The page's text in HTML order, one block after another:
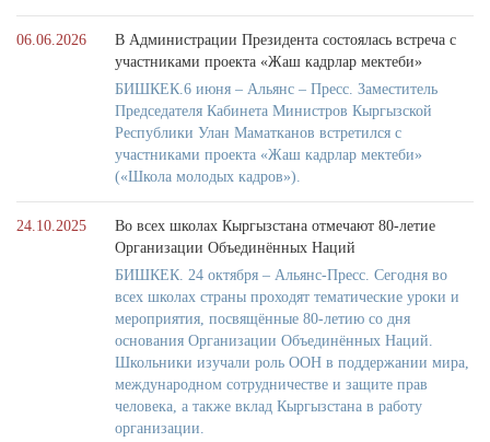
06.06.2026
В Администрации Президента состоялась встреча с
участниками проекта «Жаш кадрлар мектеби»
БИШКЕК.6 июня – Альянс – Пресс. Заместитель
Председателя Кабинета Министров Кыргызской
Республики Улан Маматканов встретился с
участниками проекта «Жаш кадрлар мектеби»
(«Школа молодых кадров»).
24.10.2025
Во всех школах Кыргызстана отмечают 80-летие
Организации Объединённых Наций
БИШКЕК. 24 октября – Альянс-Пресс. Сегодня во
всех школах страны проходят тематические уроки и
мероприятия, посвящённые 80-летию со дня
основания Организации Объединённых Наций.
Школьники изучали роль ООН в поддержании мира,
международном сотрудничестве и защите прав
человека, а также вклад Кыргызстана в работу
организации.